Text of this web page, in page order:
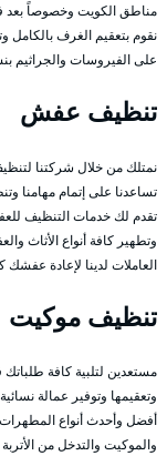
مناطق الكويت وخصوصاً بعد
نقوم بتعقيم الغرف بالكامل
على الفيروسات والجراثيم
تنظيف عفش
نمتلك من خلال شركتنا
تساعدنا على إتمام مهامنا
تقدم لك خدمات التنظيف
وتطهير كافة أنواع الأثاث
العاملات لدينا لإعادة عفشك
تنظيف موكيت
مستعدين لتلبية كافة
وتعقيمها وتوفير عمالة
أفضل وأحدث أنواع
والموكيت والتدخل من